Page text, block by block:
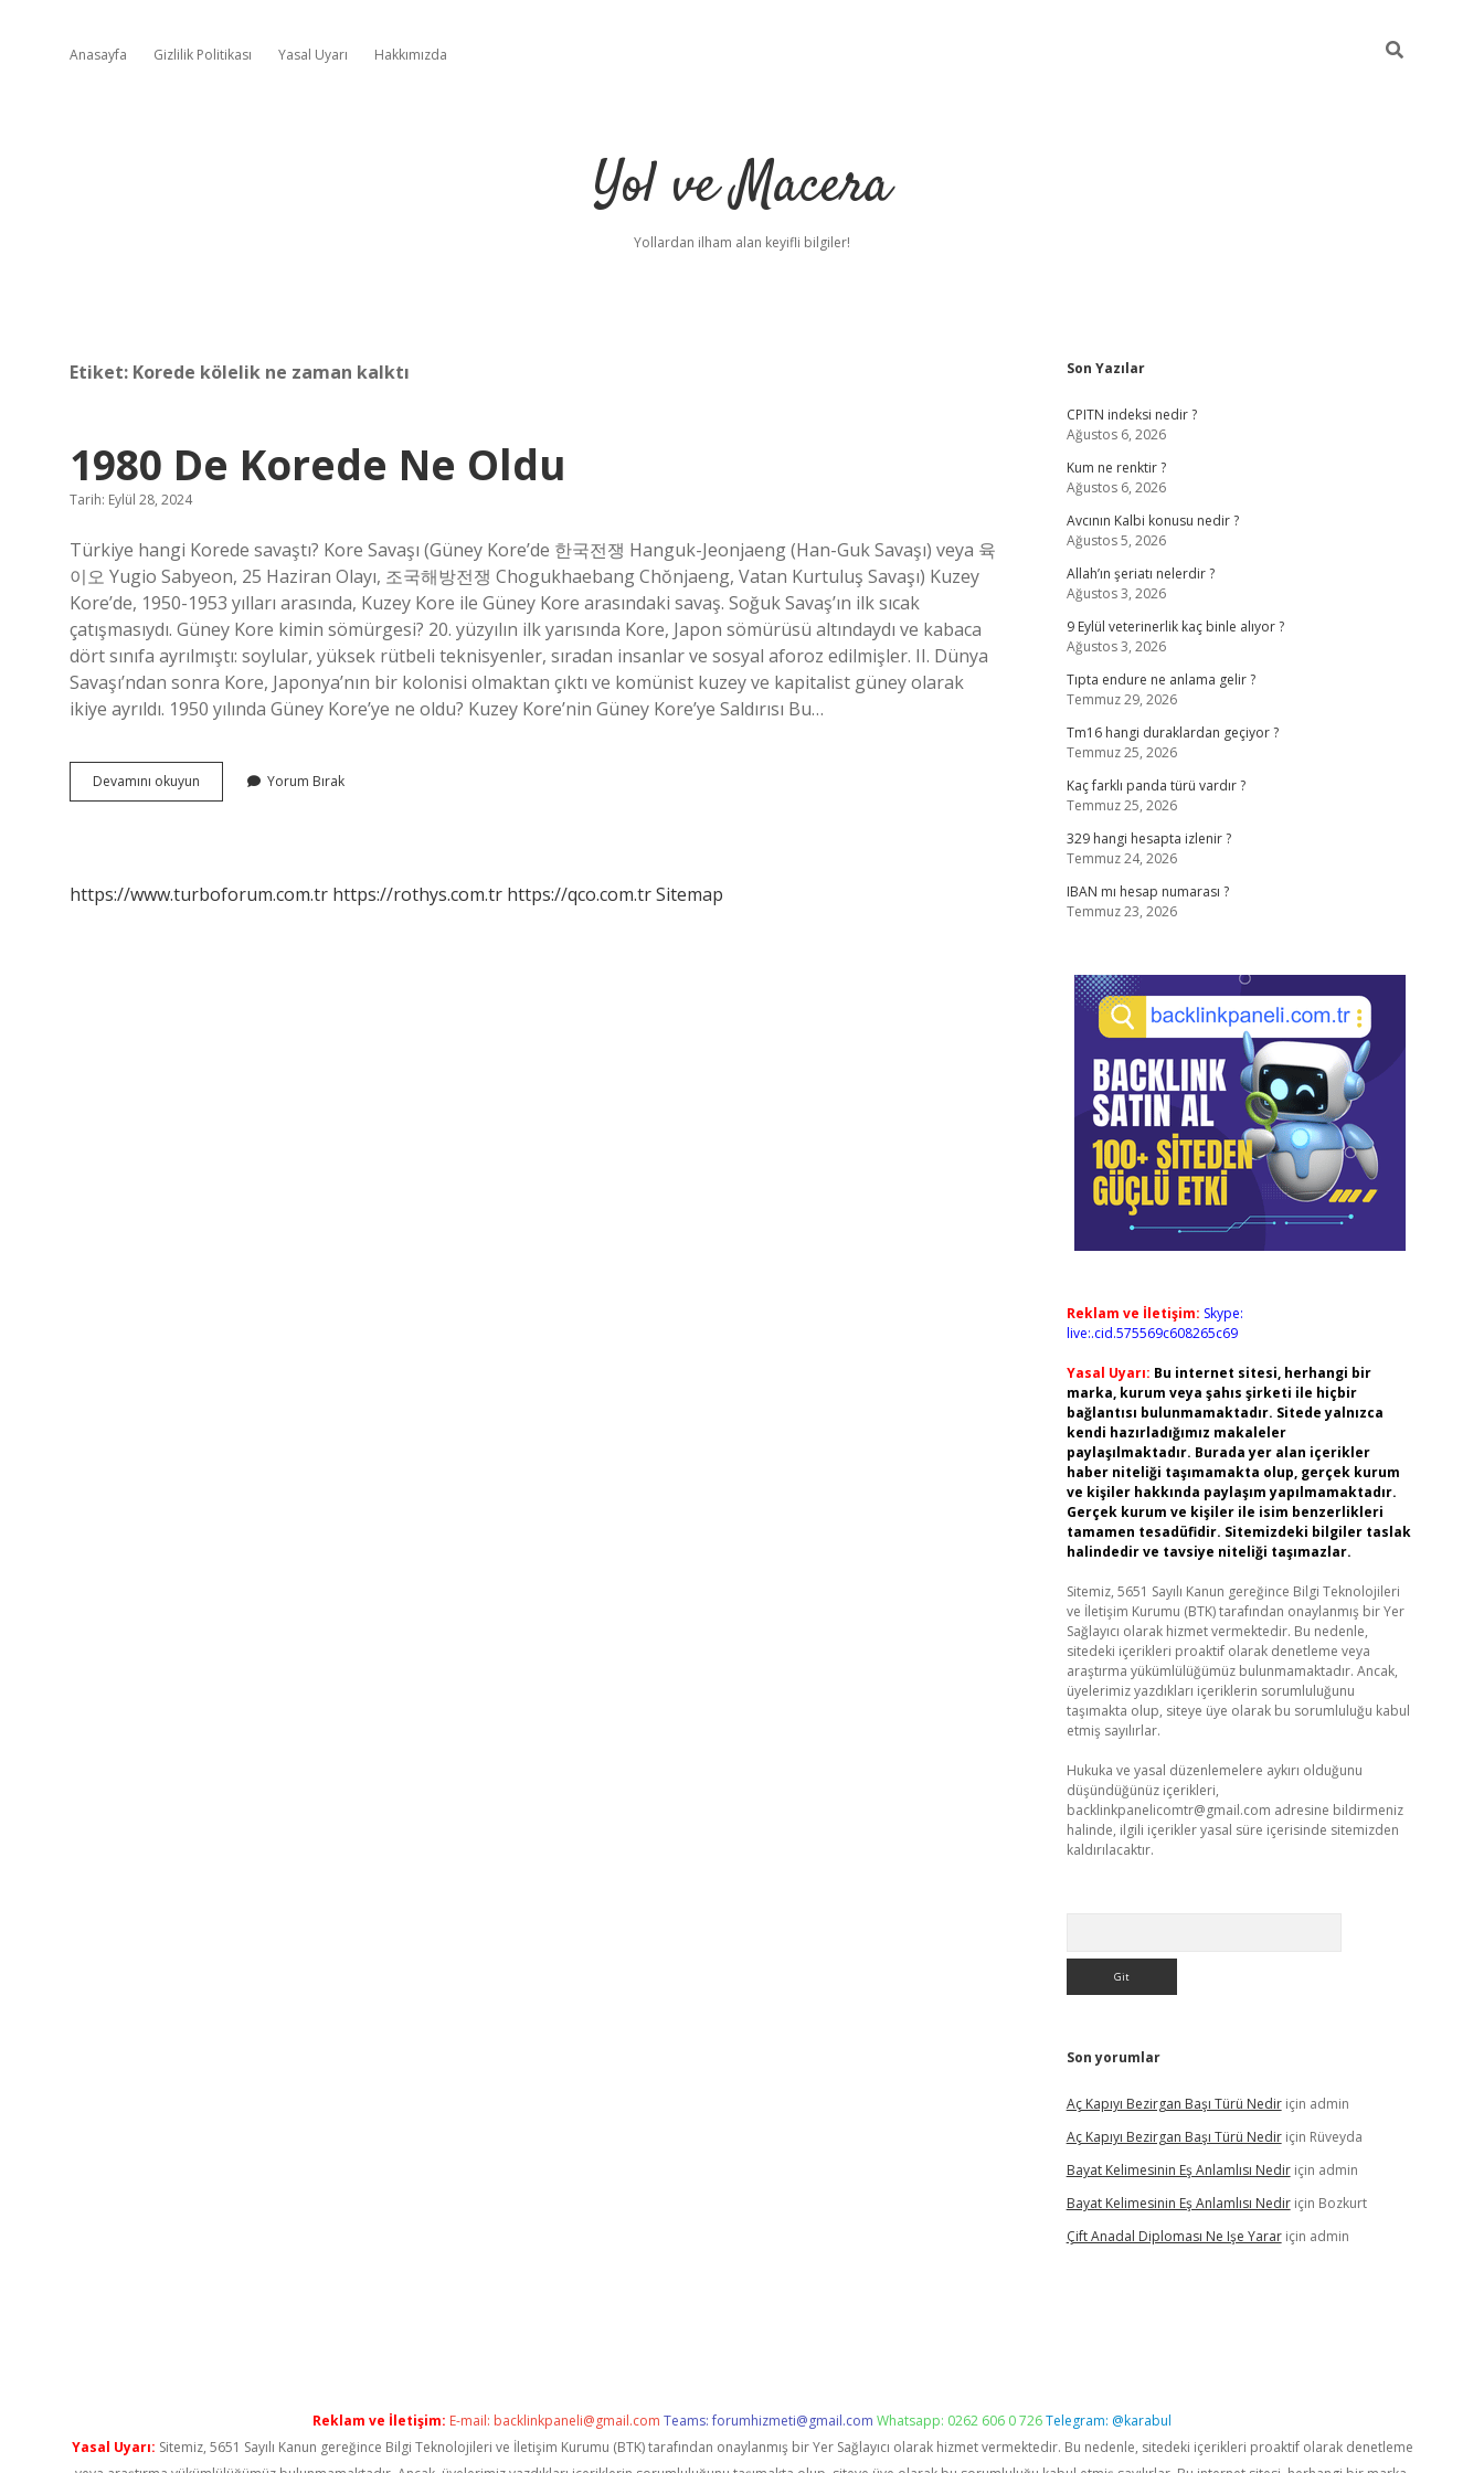
Anasayfa Gizlilik Politikası Yasal Uyarı Hakkımızda
Yol ve Macera
Yollardan ilham alan keyifli bilgiler!
Etiket: Korede kölelik ne zaman kalktı
1980 De Korede Ne Oldu
Tarih: Eylül 28, 2024
Türkiye hangi Korede savaştı? Kore Savaşı (Güney Kore’de 한국전쟁 Hanguk-Jeonjaeng (Han-Guk Savaşı) veya 육
이오 Yugio Sabyeon, 25 Haziran Olayı, 조국해방전쟁 Chogukhaebang Chŏnjaeng, Vatan Kurtuluş Savaşı) Kuzey
Kore’de, 1950-1953 yılları arasında, Kuzey Kore ile Güney Kore arasındaki savaş. Soğuk Savaş’ın ilk sıcak
çatışmasıydı. Güney Kore kimin sömürgesi? 20. yüzyılın ilk yarısında Kore, Japon sömürüsü altındaydı ve kabaca
dört sınıfa ayrılmıştı: soylular, yüksek rütbeli teknisyenler, sıradan insanlar ve sosyal aforoz edilmişler. II. Dünya
Savaşı’ndan sonra Kore, Japonya’nın bir kolonisi olmaktan çıktı ve komünist kuzey ve kapitalist güney olarak
ikiye ayrıldı. 1950 yılında Güney Kore’ye ne oldu? Kuzey Kore’nin Güney Kore’ye Saldırısı Bu…
Devamını okuyun
De
Yorum Bırak
https://www.turboforum.com.tr https://rothys.com.tr https://qco.com.trSitemap
Sidebar
Son Yazılar
CPITN indeksi nedir ?
Ağustos 6, 2026
Kum ne renktir ?
Ağustos 6, 2026
Avcının Kalbi konusu nedir ?
Ağustos 5, 2026
Allah’ın şeriatı nelerdir ?
Ağustos 3, 2026
9 Eylül veterinerlik kaç binle alıyor ?
Ağustos 3, 2026
Tıpta endure ne anlama gelir ?
Temmuz 29, 2026
Tm16 hangi duraklardan geçiyor ?
Temmuz 25, 2026
Kaç farklı panda türü vardır ?
Temmuz 25, 2026
329 hangi hesapta izlenir ?
Temmuz 24, 2026
IBAN mı hesap numarası ?
Temmuz 23, 2026
Reklam ve İletişim: Skype:
live:.cid.575569c608265c69
Yasal Uyarı: Bu internet sitesi, herhangi bir
marka, kurum veya şahıs şirketi ile hiçbir
bağlantısı bulunmamaktadır. Sitede yalnızca
kendi hazırladığımız makaleler
paylaşılmaktadır. Burada yer alan içerikler
haber niteliği taşımamakta olup, gerçek kurum
ve kişiler hakkında paylaşım yapılmamaktadır.
Gerçek kurum ve kişiler ile isim benzerlikleri
tamamen tesadüfidir. Sitemizdeki bilgiler taslak
halindedir ve tavsiye niteliği taşımazlar.
Sitemiz, 5651 Sayılı Kanun gereğince Bilgi Teknolojileri
ve İletişim Kurumu (BTK) tarafından onaylanmış bir Yer
Sağlayıcı olarak hizmet vermektedir. Bu nedenle,
sitedeki içerikleri proaktif olarak denetleme veya
araştırma yükümlülüğümüz bulunmamaktadır. Ancak,
üyelerimiz yazdıkları içeriklerin sorumluluğunu
taşımakta olup, siteye üye olarak bu sorumluluğu kabul
etmiş sayılırlar.
Hukuka ve yasal düzenlemelere aykırı olduğunu
düşündüğünüz içerikleri,
backlinkpanelicomtr@gmail.com adresine bildirmeniz
halinde, ilgili içerikler yasal süre içerisinde sitemizden
kaldırılacaktır.
Son yorumlar
Aç Kapıyı Bezirgan Başı Türü Nediriçin admin
Aç Kapıyı Bezirgan Başı Türü Nediriçin Rüveyda
Bayat Kelimesinin Eş Anlamlısı Nediriçin admin
Bayat Kelimesinin Eş Anlamlısı Nediriçin Bozkurt
Çift Anadal Diploması Ne Işe Yarariçin admin
Reklam ve İletişim: E-mail: backlinkpaneli@gmail.com Teams:forumhizmeti@gmail.com Whatsapp: 0262 606 0 726Telegram: @karabul
Yasal Uyarı: Sitemiz, 5651 Sayılı Kanun gereğince Bilgi Teknolojileri ve İletişim Kurumu (BTK) tarafından onaylanmış bir Yer Sağlayıcı olarak hizmet vermektedir. Bu nedenle, sitedeki içerikleri proaktif olarak denetleme